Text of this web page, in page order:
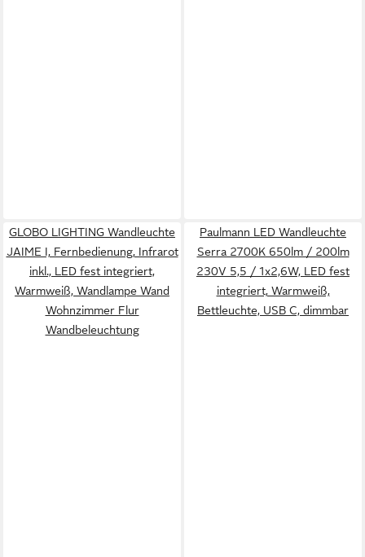
GLOBO LIGHTING Wandleuchte
JAIME I, Fernbedienung, Infrarot
inkl., LED fest integriert,
Warmweiß, Wandlampe Wand
Wohnzimmer Flur
Wandbeleuchtung
Paulmann LED Wandleuchte
Serra 2700K 650lm / 200lm
230V 5,5 / 1x2,6W, LED fest
integriert, Warmweiß,
Bettleuchte, USB C, dimmbar